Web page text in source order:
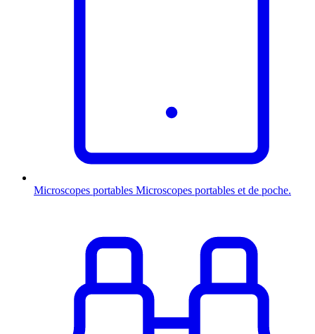
Microscopes portables Microscopes portables et de poche.